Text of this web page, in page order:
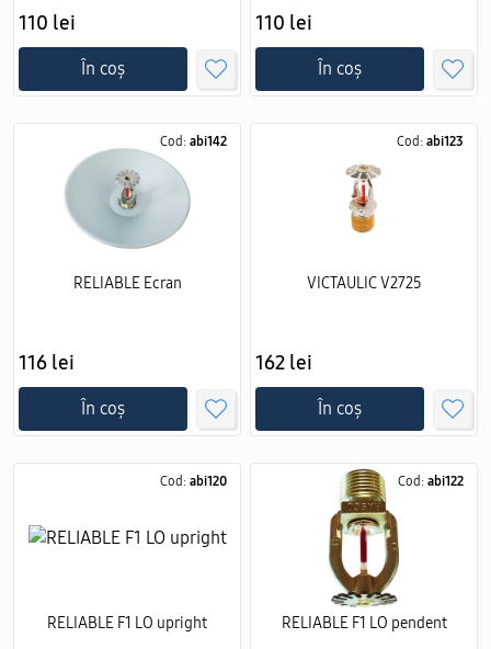
110 lei
În coș
110 lei
În coș
Cod: abi142
RELIABLE Ecran
116 lei
În coș
Cod: abi123
VICTAULIC V2725
162 lei
În coș
Cod: abi120
RELIABLE F1 LO upright
Cod: abi122
RELIABLE F1 LO pendent